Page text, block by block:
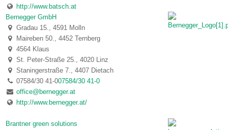
http://www.batsch.at
Bernegger GmbH
Gradau 15., 4591 Molln
Maireben 50., 4452 Ternberg
4564 Klaus
St. Peter-Straße 25., 4020 Linz
Staningerstraße 7., 4407 Dietach
07584/30 41-007584/30 41-0
office@bernegger.at
http://www.bernegger.at/
Brantner green solutions